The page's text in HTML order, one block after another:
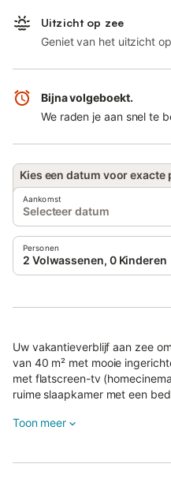
Uitzicht op zee
Geniet van het uitzicht
Bijna volgeboekt.
We raden je aan snel te
Kies een datum voor exacte
Aankomst
Selecteer datum
Personen
2 Volwassenen, 0 Kinderen
Uw vakantieverblijf aan zee
van 40 m² met mooie
met flatscreen-tv
ruime slaapkamer met een
Toon meer